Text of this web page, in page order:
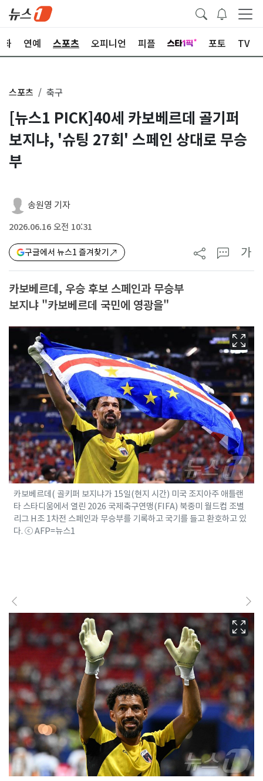
화 연예 스포츠 오피니언 피플 포토 TV
스포츠 축구
[뉴스1 PICK]40세 카보베르데 골기퍼
보지냐, '슈팅 27회' 스페인 상대로 무승
부
송원영 기자
2026.06.16 오전 10:31
구글에서 뉴스1 즐겨찾기 가
카보베르데, 우승 후보 스페인과 무승부
보지냐 "카보베르데 국민에 영광을"
카보베르데( 골키퍼 보지냐가 15일(현지 시간) 미국 조지아주 애틀랜
타 스타디움에서 열린 2026 국제축구연맹(FIFA) 북중미 월드컵 조별
리그 H조 1차전 스페인과 무승부를 기록하고 국기를 들고 환호하고 있
다. ⓒ AFP=뉴스1